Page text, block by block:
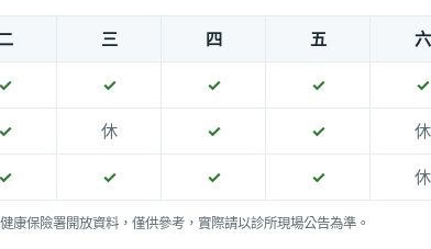
三 四 五 六
✓ ✓ ✓ ✓ ✓
✓ 休 ✓ ✓ 休
✓ ✓ ✓ ✓ 休
康保險署開放資料，僅供參考，實際請以診所現場公告為準。